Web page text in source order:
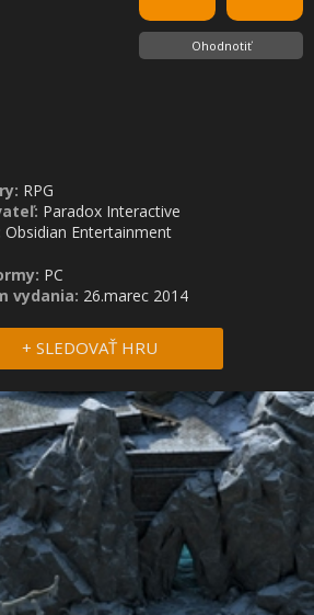
Ohodnotiť
RPG
Paradox Interactive
Obsidian Entertainment
PC
vydania: 26.marec 2014
+ SLEDOVAŤ HRU